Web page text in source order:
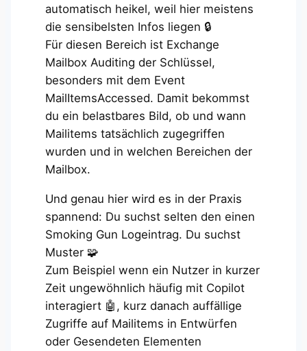
automatisch heikel, weil hier meistens
die sensibelsten Infos liegen 🔒
Für diesen Bereich ist Exchange
Mailbox Auditing der Schlüssel,
besonders mit dem Event
MailItemsAccessed. Damit bekommst
du ein belastbares Bild, ob und wann
Mailitems tatsächlich zugegriffen
wurden und in welchen Bereichen der
Mailbox.
Und genau hier wird es in der Praxis
spannend: Du suchst selten den einen
Smoking Gun Logeintrag. Du suchst
Muster 🧩
Zum Beispiel wenn ein Nutzer in kurzer
Zeit ungewöhnlich häufig mit Copilot
interagiert 🤖, kurz danach auffällige
Zugriffe auf Mailitems in Entwürfen
oder Gesendeten Elementen